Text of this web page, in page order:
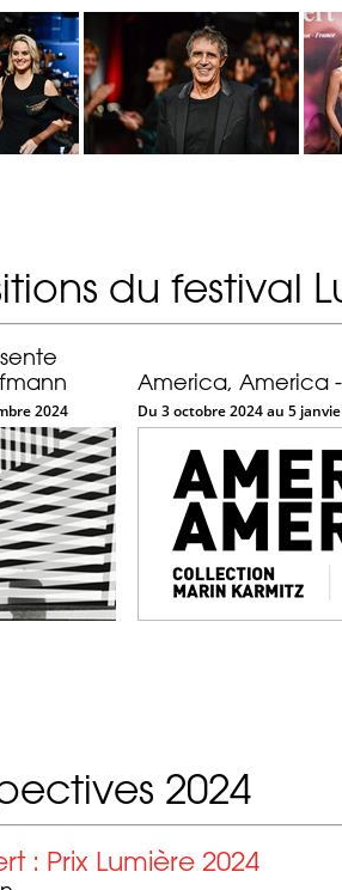
du festival
2024
America, America
Du 3 octobre 2024 au 5
2024
: Prix Lumière 2024